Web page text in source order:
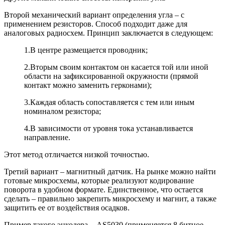
Второй механический вариант определения угла – с
применением резисторов. Способ подходит даже для
аналоговых радиосхем. Принцип заключается в следующем:
1.В центре размещается проводник;
2.Вторым своим контактом он касается той или иной
области на зафиксированной окружности (прямой
контакт можно заменить герконами);
3.Каждая область сопоставляется с тем или иным
номиналом резистора;
4.В зависимости от уровня тока устанавливается
направление.
Этот метод отличается низкой точностью.
Третий вариант – магнитный датчик. На рынке можно найти
готовые микросхемы, которые реализуют кодирование
поворота в удобном формате. Единственное, что остается
сделать – правильно закрепить микросхему и магнит, а также
защитить ее от воздействия осадков.